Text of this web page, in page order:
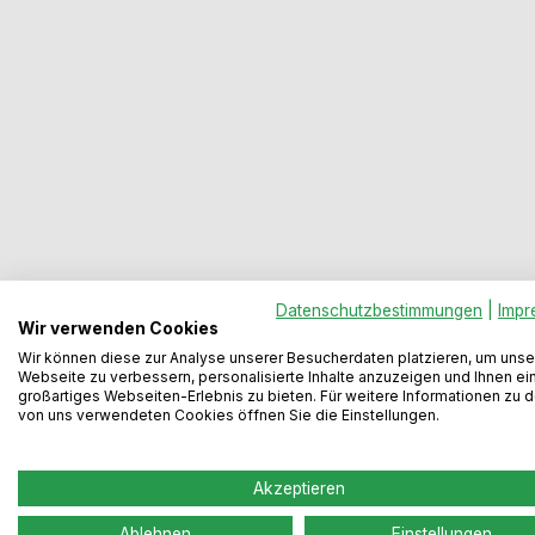
Datenschutzbestimmungen
Wir verwenden Cookies
Wir können diese zur Analyse unserer Besucherdaten platzieren, um
Webseite zu verbessern, personalisierte Inhalte anzuzeigen und Ihnen ein
großartiges Webseiten-Erlebnis zu bieten. Für weitere Informationen zu
von uns verwendeten Cookies öffnen Sie die Einstellungen.
Akzeptieren